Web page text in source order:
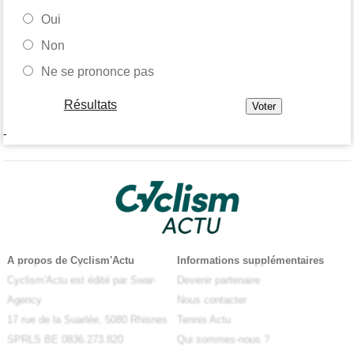
Oui
Non
Ne se prononce pas
Résultats
-
A propos de Cyclism'Actu
Cyclism'Actu est édité par Swar-
Agency
17 rue de la Suarlée, 5080 Rhisnes
SPRLS BE 0836.273.820
Informations supplémentaires
Devenir partenaire
Nous contacter
Tennis Actu
Qui sommes-nous ?